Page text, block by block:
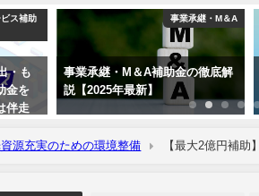
ス補助
・も
金を
伴走
事業承継・M＆A
事業承継・M＆A補助金の徹底解
説【2025年最新】
源充実のための環境整備
【最大2億円補助